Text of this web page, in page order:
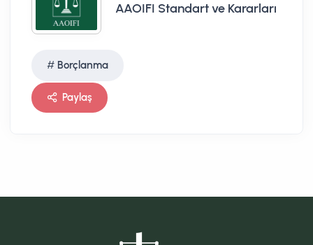
AAOIFI Standart ve Kararları
Borçlanma
Paylaş